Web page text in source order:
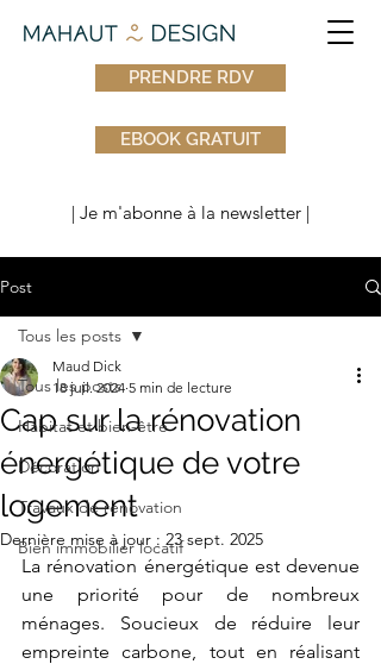
PRENDRE RDV
EBOOK GRATUIT
| Je m'abonne à la newsletter |
Post
Tous les posts
Habitat et bien-être
Décoration
Travaux de rénovation
Bien immobilier locatif
Tous les posts
Cap sur la rénovation
énergétique de votre
logement
Maud Dick
18 juil. 2024 5 min de lecture
Dernière mise à jour : 23 sept. 2025
La rénovation énergétique est devenue
une priorité pour de nombreux
ménages. Soucieux de réduire leur
empreinte carbone, tout en réalisant